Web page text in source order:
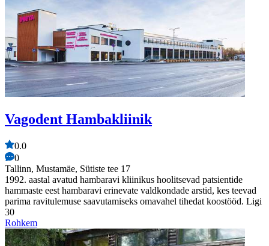
Vagodent Hambakliinik
0.0
0
Tallinn, Mustamäe, Sütiste tee 17
1992. aastal avatud hambaravi kliinikus hoolitsevad patsientide
hammaste eest hambaravi erinevate valdkondade arstid, kes teevad
parima ravitulemuse saavutamiseks omavahel tihedat koostööd. Ligi
30
Rohkem